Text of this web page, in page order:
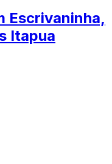
Escrivaninha,
Itapua